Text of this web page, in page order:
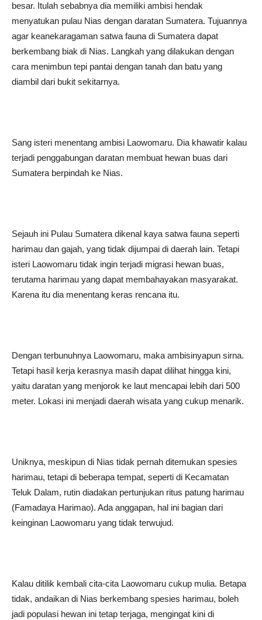
besar. Itulah sebabnya dia memiliki ambisi hendak
menyatukan pulau Nias dengan daratan Sumatera. Tujuannya
agar keanekaragaman satwa fauna di Sumatera dapat
berkembang biak di Nias. Langkah yang dilakukan dengan
cara menimbun tepi pantai dengan tanah dan batu yang
diambil dari bukit sekitarnya.
Sang isteri menentang ambisi Laowomaru. Dia khawatir kalau
terjadi penggabungan daratan membuat hewan buas dari
Sumatera berpindah ke Nias.
Sejauh ini Pulau Sumatera dikenal kaya satwa fauna seperti
harimau dan gajah, yang tidak dijumpai di daerah lain. Tetapi
isteri Laowomaru tidak ingin terjadi migrasi hewan buas,
terutama harimau yang dapat membahayakan masyarakat.
Karena itu dia menentang keras rencana itu.
Dengan terbunuhnya Laowomaru, maka ambisinyapun sirna.
Tetapi hasil kerja kerasnya masih dapat dilihat hingga kini,
yaitu daratan yang menjorok ke laut mencapai lebih dari 500
meter. Lokasi ini menjadi daerah wisata yang cukup menarik.
Uniknya, meskipun di Nias tidak pernah ditemukan spesies
harimau, tetapi di beberapa tempat, seperti di Kecamatan
Teluk Dalam, rutin diadakan pertunjukan ritus patung harimau
(Famadaya Harimao). Ada anggapan, hal ini bagian dari
keinginan Laowomaru yang tidak terwujud.
Kalau ditilik kembali cita-cita Laowomaru cukup mulia. Betapa
tidak, andaikan di Nias berkembang spesies harimau, boleh
jadi populasi hewan ini tetap terjaga, mengingat kini di